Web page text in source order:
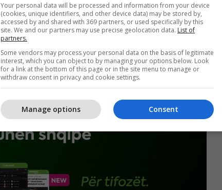
Your personal data will be processed and information from your device
(cookies, unique identifiers, and other device data) may be stored by,
accessed by and shared with 369 partners, or used specifically by this
site. We and our partners may use precise geolocation data. List of
partners.
Some vendors may process your personal data on the basis of legitimate
interest, which you can object to by managing your options below. Look
for a link at the bottom of this page or in the site menu to manage or
withdraw consent in privacy and cookie settings.
Consent
Manage options